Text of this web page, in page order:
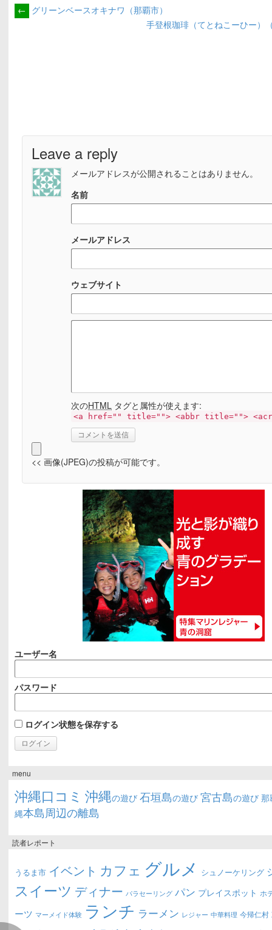
← グリーンベースオキナワ（那覇市）
手登根珈琲（てとねこーひー）
Leave a reply
メールアドレスが公開されることはありません。
名前
メールアドレス
ウェブサイト
次のHTML タグと属性が使えます:
<a href="" title=""> <abbr title="">
<< 画像(JPEG)の投稿が可能です。
ユーザー名
パスワード
ログイン状態を保存する
menu
沖縄口コミ 沖縄の遊び 石垣島の遊び 宮古島の遊び 那
縄本島周辺の離島
読者レポート
うるま市 イベント カフェ グルメ シュノーケリング
スイーツ ディナー パラセーリング パン プレイスポット ホ
ーツ マーメイド体験 ランチ ラーメン レジャー 中華料理 今帰仁村